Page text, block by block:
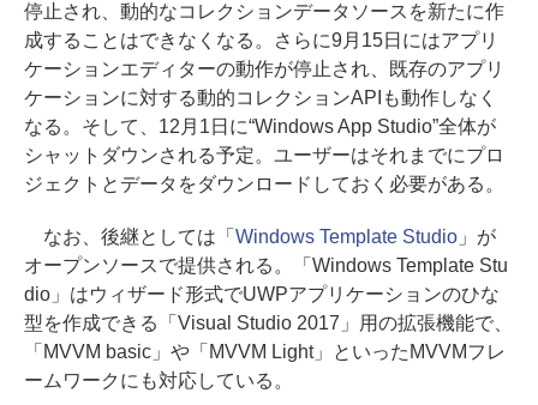
停止され、動的なコレクションデータソースを新たに作
成することはできなくなる。さらに9月15日にはアプリ
ケーションエディターの動作が停止され、既存のアプリ
ケーションに対する動的コレクションAPIも動作しなく
なる。そして、12月1日に“Windows App Studio”全体が
シャットダウンされる予定。ユーザーはそれまでにプロ
ジェクトとデータをダウンロードしておく必要がある。
なお、後継としては「 Windows Template Studio」が
オープンソースで提供される。「Windows Template Stu
dio」はウィザード形式でUWPアプリケーションのひな
型を作成できる「Visual Studio 2017」用の拡張機能で、
「MVVM basic」や「MVVM Light」といったMVVMフレ
ームワークにも対応している。